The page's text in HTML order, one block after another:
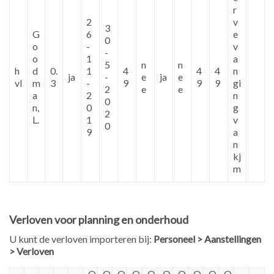
h
vl
G
o
o
d
m
a
n,
L.
0.
3
ja
2
6
-
1
1
-
2
0
1
9
3
0
-
5
-
2
0
2
0
4
9
n
e
e
ja
n
e
e
4
9
4
9
r
v
e
v
a
n
gi
n
g
v
a
n
kj
m
Verloven voor planning en onderhoud
U kunt de verloven importeren bij: Personeel > Aanstellingen
> Verloven